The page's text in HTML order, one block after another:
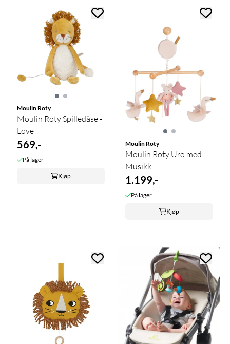
Moulin Roty
Moulin Roty Spilledåse -
Løve
569,-
På lager
Kjøp
Moulin Roty
Moulin Roty Uro med
Musikk
1.199,-
På lager
Kjøp